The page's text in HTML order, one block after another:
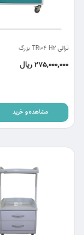
ترالی TR104 H2 بزرگ
275,000,000ریال
مشاهده و خرید